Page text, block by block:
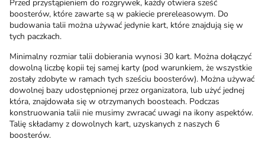
Przed przystąpieniem do rozgrywek, każdy otwiera sześć
boosterów, które zawarte są w pakiecie prereleasowym. Do
budowania talii można używać jedynie kart, które znajdują się w
tych paczkach.
Minimalny rozmiar talii dobierania wynosi 30 kart. Można dołączyć
dowolną liczbę kopii tej samej karty (pod warunkiem, że wszystkie
zostały zdobyte w ramach tych sześciu boosterów). Można używać
dowolnej bazy udostępnionej przez organizatora, lub użyć jednej
która, znajdowała się w otrzymanych boosteach. Podczas
konstruowania talii nie musimy zwracać uwagi na ikony aspektów.
Talię składamy z dowolnych kart, uzyskanych z naszych 6
boosterów.